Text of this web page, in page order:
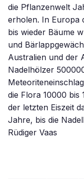
die Pflanzenwelt
erholen. In Europa
bis wieder Bäume
und
Australien und der
Nadelhölzer
die Flora 10000 bis
der letzten Eiszeit
Jahre, bis die
Rüdiger Vaas